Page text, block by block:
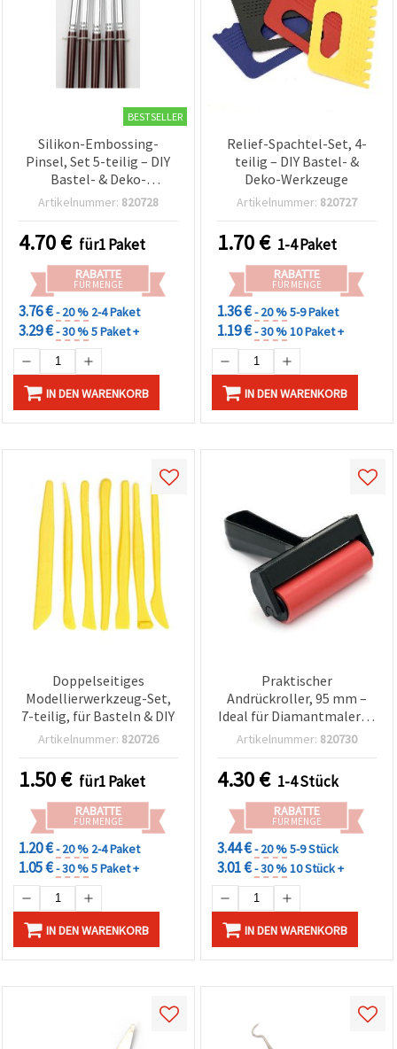
BESTSELLER
Silikon-Embossing-
Pinsel, Set 5-teilig – DIY
Bastel- & Deko-
Werkzeuge
Artikelnummer: 820728
4.70€ für1 Paket
RABATTE
FÜR MENGE
3.76 €- 20 % 2-4 Paket
3.29 €- 30 %5 Paket +
IN DEN WARENKORB
Relief-Spachtel-Set, 4-
teilig – DIY Bastel- &
Deko-Werkzeuge
Artikelnummer: 820727
1.70€ 1-4 Paket
RABATTE
FÜR MENGE
1.36 €- 20 %5-9 Paket
1.19 €- 30 %10 Paket +
IN DEN WARENKORB
Doppelseitiges
Modellierwerkzeug-Set,
7-teilig, für Basteln & DIY
Artikelnummer: 820726
1.50€ für1 Paket
RABATTE
FÜR MENGE
1.20 €- 20 % 2-4 Paket
1.05 €- 30 %5 Paket +
IN DEN WARENKORB
Praktischer
Andrückroller, 95 mm –
Ideal für Diamantmalerei,
Tonmodellierung,
Artikelnummer: 820730
4.30€ 1-4 Stück
RABATTE
FÜR MENGE
3.44 €- 20 %5-9 Stück
3.01 €- 30 %10 Stück +
IN DEN WARENKORB